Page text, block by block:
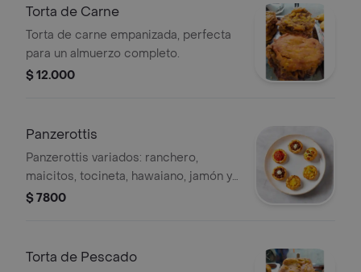
Torta de Carne
Torta de carne empanizada, perfecta
para un almuerzo completo.
$ 12.000
Panzerottis
Panzerottis variados: ranchero,
maicitos, tocineta, hawaiano, jamón y
queso. Perfectos para compartir.
$ 7800
Torta de Pescado